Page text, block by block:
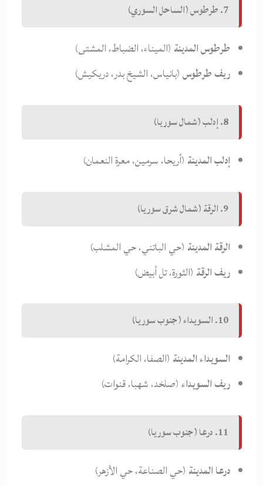
7. طرطوس (الساحل السوري)
طرطوس المدينة (الميناء، الضباط، المشتى)
ريف طرطوس(بانياس، الشيخ بدر، دريكيش)
8. إدلب (شمال سوريا)
إدلب المدينة (أريحا، سرمين، معرة النعمان)
9. الرقة (شمال شرق سوريا)
الرقة المدينة (حي الباتني، حي المشلب)
ريف الرقة (الثورة، تل أبيض)
10. السويداء (جنوب سوريا)
السويداء المدينة (الصفا، الكرامة)
ريف السويداء(صلخد، شهبا، قنوات)
11. درعا (جنوب سوريا)
درعا المدينة (حي الصناعة، حي الأزهر)